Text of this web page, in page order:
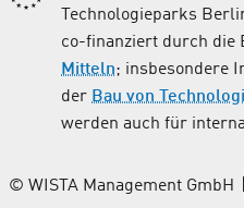
Technologieparks
co-finanziert durch die
Mitteln; insbesondere
der Bau von
werden auch für
© WISTA Management GmbH